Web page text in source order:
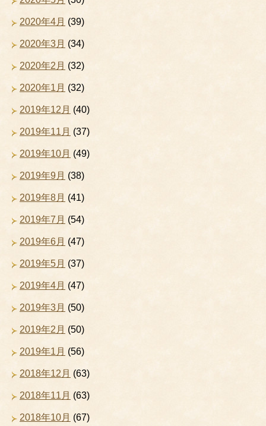
2020年4月 (39)
2020年3月 (34)
2020年2月 (32)
2020年1月 (32)
2019年12月 (40)
2019年11月 (37)
2019年10月 (49)
2019年9月 (38)
2019年8月 (41)
2019年7月 (54)
2019年6月 (47)
2019年5月 (37)
2019年4月 (47)
2019年3月 (50)
2019年2月 (50)
2019年1月 (56)
2018年12月 (63)
2018年11月 (63)
2018年10月 (67)